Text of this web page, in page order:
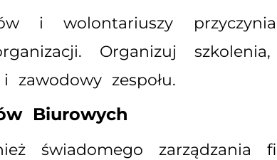
i wolontariuszy
Organizuj
zespołu.
Biurowych
świadomego zarządzania